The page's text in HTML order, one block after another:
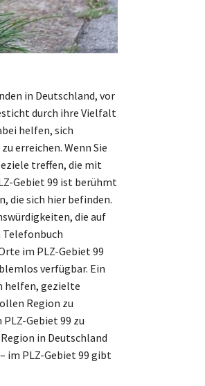
in Deutschland, vor
durch ihre Vielfalt
helfen, sich
erreichen. Wenn Sie
treffen, die mit
Gebiet 99 ist berühmt
die sich hier befinden.
die auf
Telefonbuch
im PLZ-Gebiet 99
verfügbar. Ein
helfen, gezielte
Region zu
Gebiet 99 zu
in Deutschland
im PLZ-Gebiet 99 gibt